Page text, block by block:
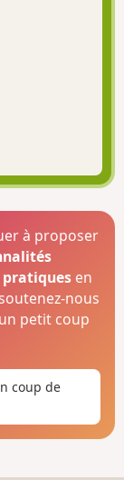
à proposer
en
nous
petit coup
coup de